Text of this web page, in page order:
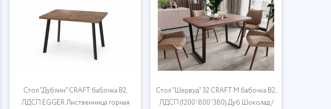
Стол "Дублин" CRAFT бабочка В2,
ЛДСП EGGER Лиственница горная
Стол "Шервуд" 32 CRAFT М бабочка В2,
ЛДСП (1200*800*380) Дуб Шоколад /